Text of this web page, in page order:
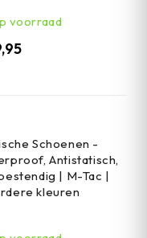
voorraad
Schoenen -
Antistatisch,
| M-Tac |
kleuren